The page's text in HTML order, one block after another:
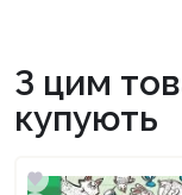
З цим
купують